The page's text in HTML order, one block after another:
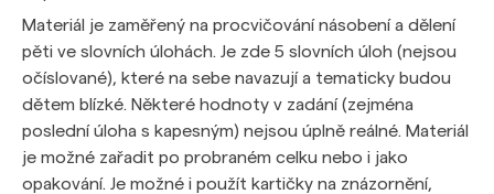
Materiál je zaměřený na procvičování násobení a dělení
pěti ve slovních úlohách. Je zde 5 slovních úloh (nejsou
očíslované), které na sebe navazují a tematicky budou
dětem blízké. Některé hodnoty v zadání (zejména
poslední úloha s kapesným) nejsou úplně reálné. Materiál
je možné zařadit po probraném celku nebo i jako
opakování. Je možné i použít kartičky na znázornění,